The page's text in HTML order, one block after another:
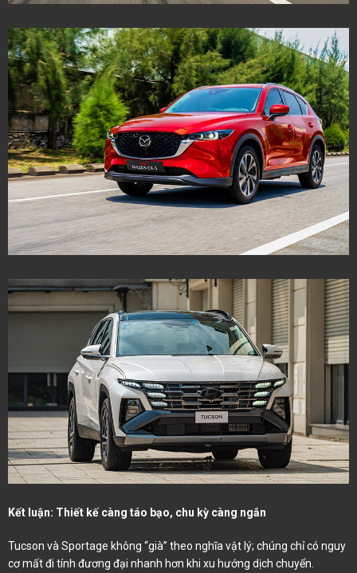
Kết luận: Thiết kế càng táo bạo, chu kỳ càng ngắn
Tucson và Sportage không “già” theo nghĩa vật lý; chúng chỉ có nguy
cơ mất đi tính đương đại nhanh hơn khi xu hướng dịch chuyển.